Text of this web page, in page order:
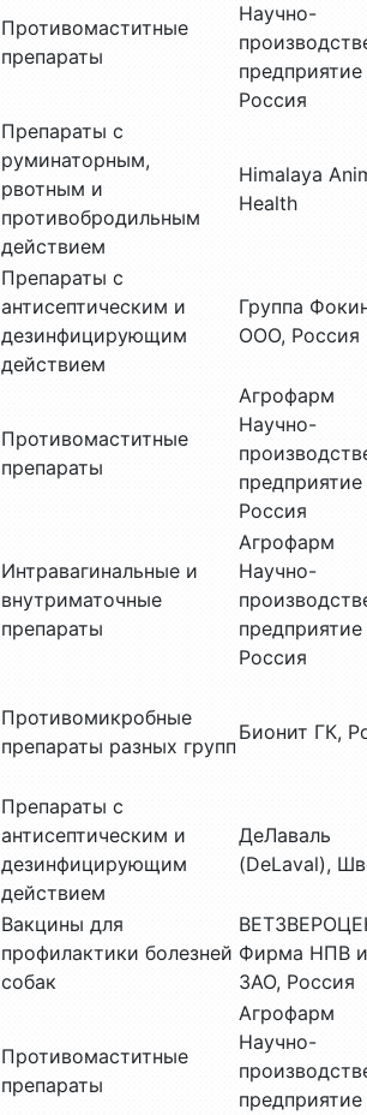
Противомаститные
препараты
Научно-
Россия
Препараты с
руминаторным,
рвотным и
противобродильным
действием
Himalaya
Health
Препараты с
антисептическим и
дезинфицирующим
действием
Группа
ООО, Россия
Противомаститные
препараты
Агрофарм
Научно-
Россия
Интравагинальные и
внутриматочные
препараты
Агрофарм
Научно-
Россия
Противомикробные
препараты разных групп
Бионит ГК,
Препараты с
антисептическим и
дезинфицирующим
действием
ДеЛаваль
(DeLaval),
Вакцины для
профилактики болезней
собак
Фирма НПВ
ЗАО, Россия
Противомаститные
препараты
Агрофарм
Научно-